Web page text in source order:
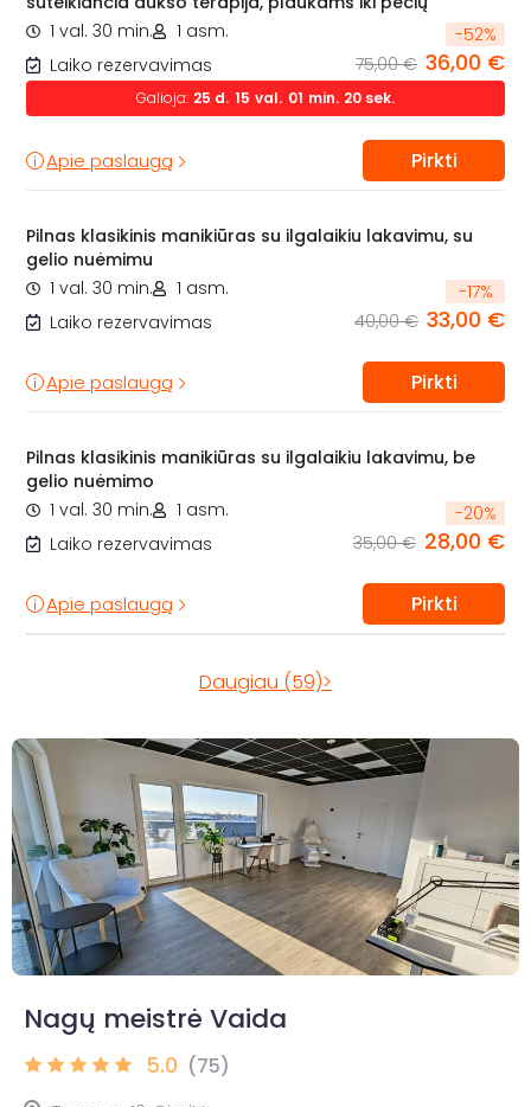
1 val. 30 min.
1 asm.
Laiko rezervavimas
-52%
75,00 € 36,00 €
Galioja: 25 d. 15 val. 01 min. 18 sek.
Apie paslaugą Pirkti
Pilnas klasikinis manikiūras su ilgalaikiu lakavimu, su
gelio nuėmimu
1 val. 30 min.
1 asm.
Laiko rezervavimas
-17%
40,00 € 33,00 €
Apie paslaugą Pirkti
Pilnas klasikinis manikiūras su ilgalaikiu lakavimu, be
gelio nuėmimo
1 val. 30 min.
1 asm.
Laiko rezervavimas
-20%
35,00 € 28,00 €
Apie paslaugą Pirkti
Daugiau (59)>
Nagų meistrė Vaida
5.0 (75)